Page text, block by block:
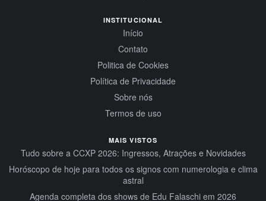
INSTITUCIONAL
Início
Contato
Politica de Cookies
Política de Privacidade
Sobre nós
Termos de uso
MAIS VISTOS
Tudo sobre a CCXP 2026: Ingressos, Atrações e Novidades
Horóscopo de hoje para todos os signos com numerologia e clima
astral
Agenda completa dos shows de Edu Falaschi em 2026